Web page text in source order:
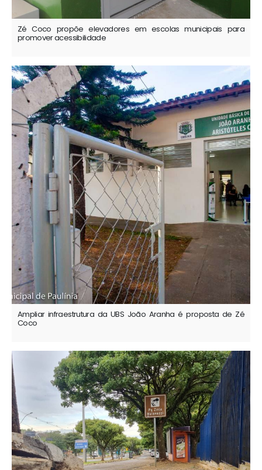
Zé Coco propõe elevadores em escolas municipais para
promover acessibilidade
Ampliar infraestrutura da UBS João Aranha é proposta de Zé
Coco